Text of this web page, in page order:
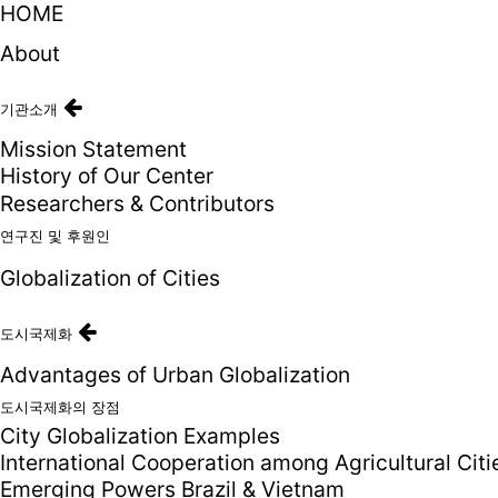
HOME
About
기관소개
Mission Statement
History of Our Center
Researchers & Contributors
연구진 및 후원인
Globalization of Cities
도시국제화
Advantages of Urban Globalization
도시국제화의 장점
City Globalization Examples
International Cooperation among Agricultural
Emerging Powers Brazil & Vietnam